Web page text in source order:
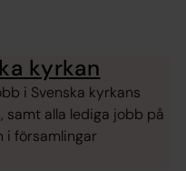
kyrkan
i Svenska kyrkans
alla lediga jobb på
i församlingar